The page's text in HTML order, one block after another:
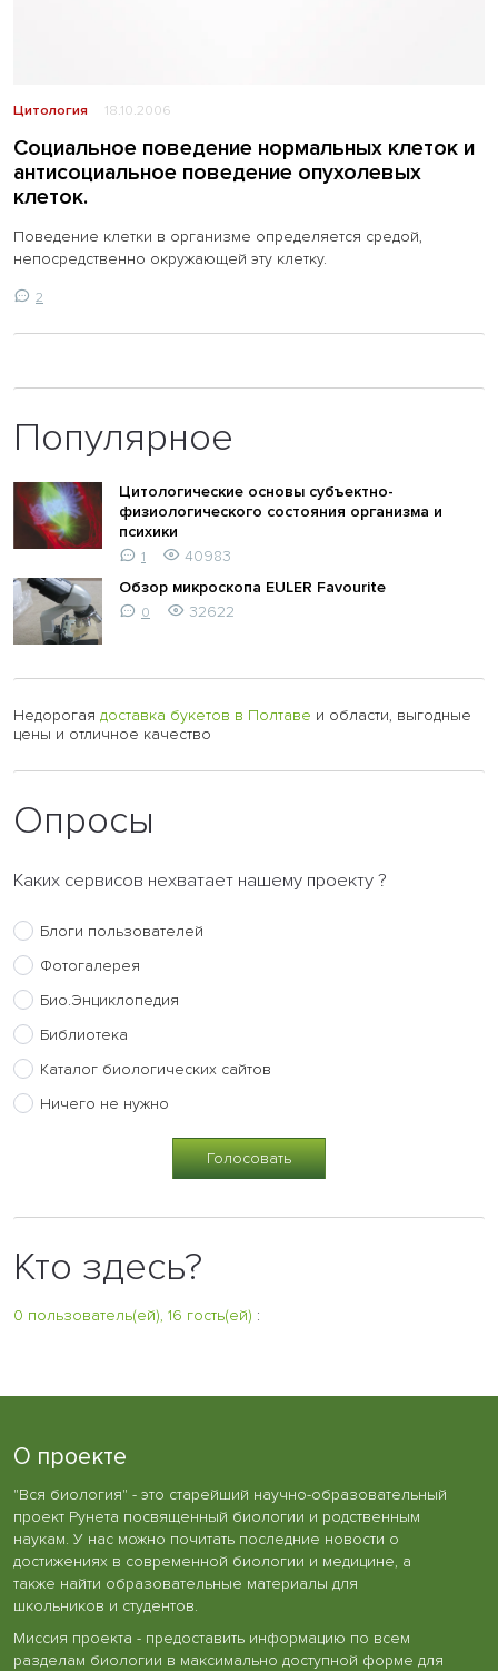
Цитология 18.10.2006
Социальное поведение нормальных клеток и
антисоциальное поведение опухолевых
клеток.
Поведение клетки в организме определяется средой,
непосредственно окружающей эту клетку.
2
Популярное
Цитологические основы субъектно-
физиологического состояния организма и
психики
1
40983
Обзор микроскопа EULER Favourite
0 32622
Недорогая доставка букетов в Полтаве и области, выгодные
цены и отличное качество
Опросы
Каких сервисов нехватает нашему проекту ?
Блоги пользователей
Фотогалерея
Био.Энциклопедия
Библиотека
Каталог биологических сайтов
Ничего не нужно
Кто здесь?
0 пользователь(ей), 16 гость(ей) :
О проекте
"Вся биология" - это старейший научно-образовательный
проект Рунета посвященный биологии и родственным
наукам. У нас можно почитать последние новости о
достижениях в современной биологии и медицине, а
также найти образовательные материалы для
школьников и студентов.
Миссия проекта - предоставить информацию по всем
разделам биологии в максимально доступной форме для